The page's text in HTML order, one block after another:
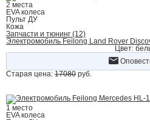
2 места
EVA колеса
Пульт ДУ
Кожа
Запчасти и тюнинг (12)
Электромобиль Feilong Land Rover
Цвет:
Старая цена: 17080 руб.
1 место
EVA колеса